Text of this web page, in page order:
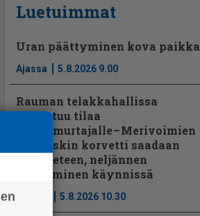
Luetuimmat
Uran päättyminen kova paikka
Ajassa 5.8.2026 9.00
Rauman telakkahallissa
vapautuu tilaa
jenkkimurtajalle – Merivoimien
kolmaskin korvetti saadaan
pian veteen, neljännen
kokoaminen käynnissä
5.8.2026 10.30